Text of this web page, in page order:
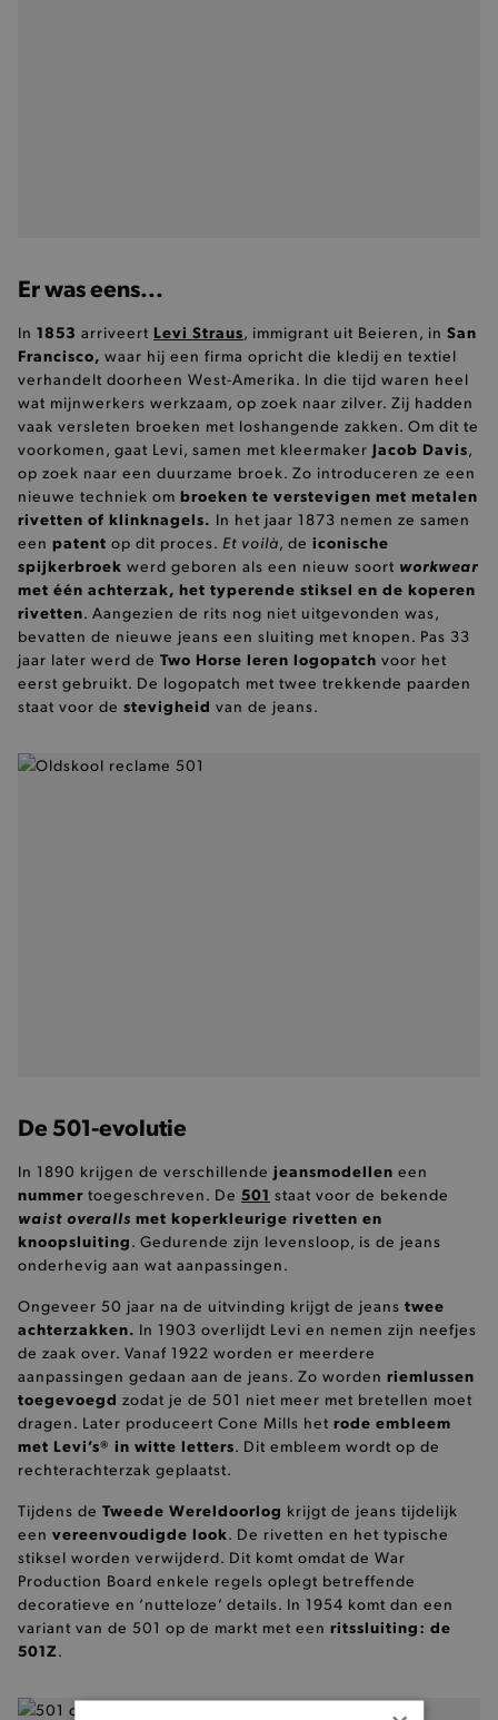
Er was eens...
In 1853 arriveert Levi Straus, immigrant uit Beieren, in San
Francisco, waar hij een firma opricht die kledij en textiel
verhandelt doorheen West-Amerika. In die tijd waren heel
wat mijnwerkers werkzaam, op zoek naar zilver. Zij hadden
vaak versleten broeken met loshangende zakken. Om dit te
voorkomen, gaat Levi, samen met kleermaker Jacob Davis,
op zoek naar een duurzame broek. Zo introduceren ze een
nieuwe techniek om broeken te verstevigen met metalen
rivetten of klinknagels. In het jaar 1873 nemen ze samen
een patent op dit proces. Et voilà, de iconische
spijkerbroek werd geboren als een nieuw soort workwear
met één achterzak, het typerende stiksel en de koperen
rivetten. Aangezien de rits nog niet uitgevonden was,
bevatten de nieuwe jeans een sluiting met knopen. Pas 33
jaar later werd de Two Horse leren logopatch voor het
eerst gebruikt. De logopatch met twee trekkende paarden
staat voor de stevigheid van de jeans.
De 501-evolutie
In 1890 krijgen de verschillende jeansmodellen een
nummer toegeschreven. De 501 staat voor de bekende
waist overalls met koperkleurige rivetten en
knoopsluiting. Gedurende zijn levensloop, is de jeans
onderhevig aan wat aanpassingen.
Ongeveer 50 jaar na de uitvinding krijgt de jeans twee
achterzakken. In 1903 overlijdt Levi en nemen zijn neefjes
de zaak over. Vanaf 1922 worden er meerdere
aanpassingen gedaan aan de jeans. Zo worden riemlussen
toegevoegd zodat je de 501 niet meer met bretellen moet
dragen. Later produceert Cone Mills het rode embleem
met Levi’s® in witte letters. Dit embleem wordt op de
rechterachterzak geplaatst.
Tijdens de Tweede Wereldoorlog krijgt de jeans tijdelijk
een vereenvoudigde look. De rivetten en het typische
stiksel worden verwijderd. Dit komt omdat de War
Production Board enkele regels oplegt betreffende
decoratieve en ‘nutteloze’ details. In 1954 komt dan een
variant van de 501 op de markt met een ritssluiting: de
501Z.